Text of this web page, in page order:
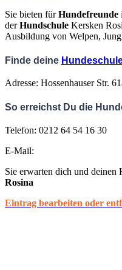
Sie bieten fürHundefreunde
derHundschule Kersken
Ausbildung von Welpen,
Finde deine
Adresse: Hossenhauser Str.
So erreichst Du die
Telefon: 0212 64 54 16 30
E-Mail:
Sie erwarten dich und deinen
Rosina
Eintrag bearbeiten oder